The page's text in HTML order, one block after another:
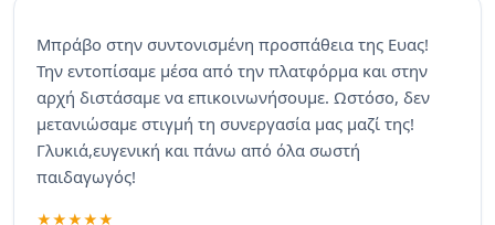
Μπράβο στην συντονισμένη προσπάθεια της Ευας!
Την εντοπίσαμε μέσα από την πλατφόρμα και στην
αρχή διστάσαμε να επικοινωνήσουμε. Ωστόσο, δεν
μετανιώσαμε στιγμή τη συνεργασία μας μαζί της!
Γλυκιά,ευγενική και πάνω από όλα σωστή
παιδαγωγός!